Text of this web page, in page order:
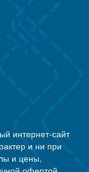
интернет-сайт
и ни при
и цены,